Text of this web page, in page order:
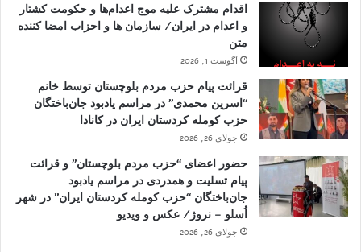
اقدام مشترک علیه موج اعدام‌ها و حکومت کشتار
و اعدام در ایران/ سازمان ها و احزاب امضا کننده
متن
آگوست 1, 2026
قرائت پیام حزب مردم بلوچستان توسط خانم
“اسرین محمدی” در مراسم یادبود جان‌باختگان
حزب کومله کردستان ایران در کانادا
جولای 26, 2026
حضور اعضای “حزب مردم بلوچستان” و قرائت
پیام تسلیت و همدردی در مراسم یادبود
جان‌باختگان “حزب کومله کردستان ایران” در شهر
اُسلو – نروژ/ عکس و ویدیو
جولای 26, 2026